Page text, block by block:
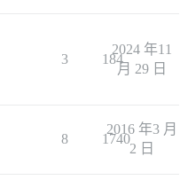
3 184
2024 年11
月 29 日
8 1740
2016 年3 月
2 日